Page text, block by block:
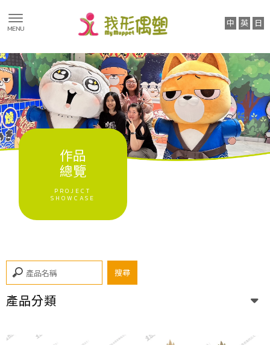
蔬菜&植物造
型
產品分類